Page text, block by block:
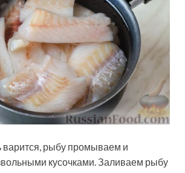
варится, рыбу промываем и
кусочками. Заливаем рыбу